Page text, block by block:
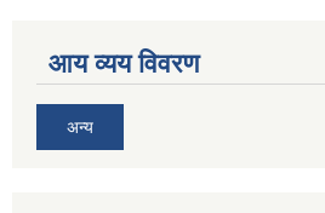
आय व्यय विवरण
अन्य